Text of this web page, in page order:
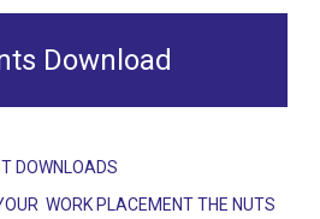
Download
Download
DOWNLOADS
WORK PLACEMENT THE NUTS